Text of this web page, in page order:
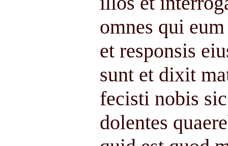
omnes qui
et responsis
sunt et dixit
fecisti nobis
dolentes